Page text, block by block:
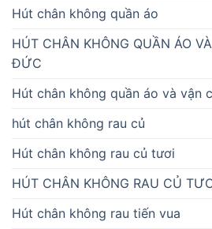
Hút chân không quần áo
HÚT CHÂN KHÔNG QUẦN ÁO
ĐỨC
Hút chân không quần áo và vận
hút chân không rau củ
Hút chân không rau củ tươi
HÚT CHÂN KHÔNG RAU CỦ
Hút chân không rau tiến vua